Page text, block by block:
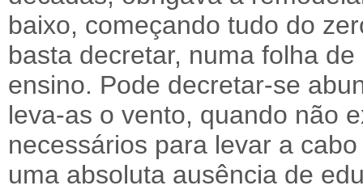
baixo, começando tudo do
basta decretar, numa folha
ensino. Pode decretar-se
leva-as o vento, quando não
necessários para levar a
uma absoluta ausência de